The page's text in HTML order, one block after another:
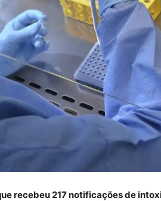
recebeu 217 notificações de